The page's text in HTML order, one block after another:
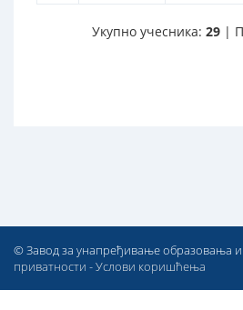
Укупно учесника: 29 |
© Завод за унапређивање образовања
приватности -Услови коришћења